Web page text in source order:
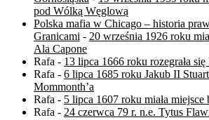
pod Wólką Węglową
Polska mafia w Chicago – historia
Granicami - 20 września 1926 roku
Ala Capone
Rafa - 13 lipca 1666 roku rozegrała
Rafa - 6 lipca 1685 roku Jakub II Stuart
Mommonth’a
Rafa - 5 lipca 1607 roku miała
Rafa - 24 czerwca 79 r. n.e. Tytus